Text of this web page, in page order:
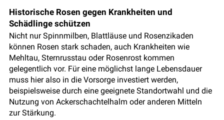
Historische Rosen gegen Krankheiten und
Schädlinge schützen
Nicht nur Spinnmilben, Blattläuse und Rosenzikaden
können Rosen stark schaden, auch Krankheiten wie
Mehltau, Sternrusstau oder Rosenrost kommen
gelegentlich vor. Für eine möglichst lange Lebensdauer
muss hier also in die Vorsorge investiert werden,
beispielsweise durch eine geeignete Standortwahl und die
Nutzung von Ackerschachtelhalm oder anderen Mitteln
zur Stärkung.